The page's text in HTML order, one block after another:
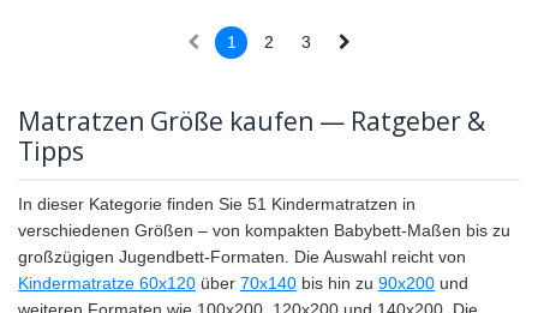
1 2 3
Matratzen Größe kaufen — Ratgeber &
Tipps
In dieser Kategorie finden Sie 51 Kindermatratzen in
verschiedenen Größen – von kompakten Babybett-Maßen bis zu
großzügigen Jugendbett-Formaten. Die Auswahl reicht von
Kindermatratze 60x120 über 70x140 bis hin zu 90x200 und